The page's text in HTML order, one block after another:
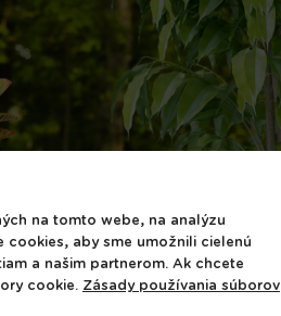
na tomto webe, na analýzu
aby sme umožnili cielenú
a našim partnerom. Ak chcete
cookie. Zásady používania súborov